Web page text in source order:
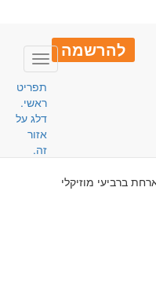
להרשמה
Toggle
תפריט
ראשי.
דלג על
אזור
זה.
ברביעי מוזיקלי